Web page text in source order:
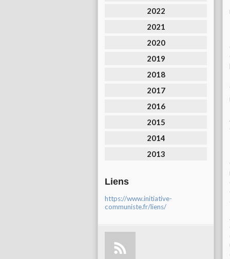
2022
2021
2020
2019
2018
2017
2016
2015
2014
2013
Liens
https://www.initiative-
communiste.fr/liens/